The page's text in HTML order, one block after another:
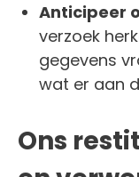
Anticipeer
verzoek
gegevens
wat er aan
Ons